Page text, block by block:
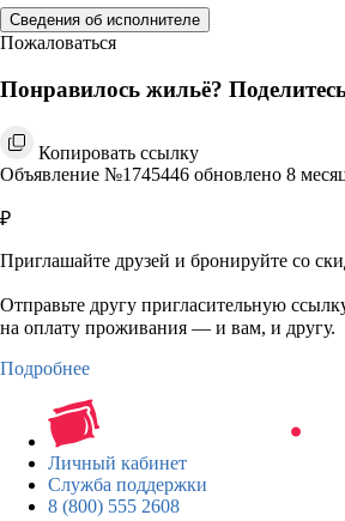
Сведения об исполнителе
Пожаловаться
Понравилось жильё?
Копировать ссылку
Объявление №1745446 обновлено 8
₽
Приглашайте друзей и бронируйте со
Отправьте другу пригласительную
на оплату проживания — и вам, и другу.
Подробнее
Личный кабинет
Служба поддержки
8 (800) 555 2608